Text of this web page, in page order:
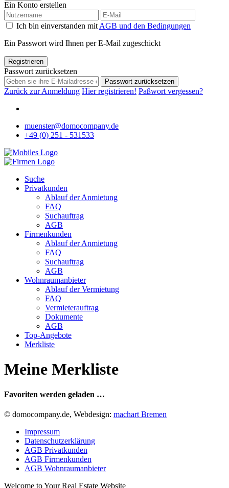
Ein Konto erstellen
Ich bin einverstanden mit AGB und den Bedingungen
Ein Passwort wird Ihnen per E-Mail zugeschickt
Registrieren
Passwort zurücksetzen
Passwort zurücksetzen
Zurück zur Anmeldung Hier registrieren! Paßwort vergessen?
muenster@domocompany.de
+49 (0) 251 - 531533
Suche
Privatkunden
Ablauf der Anmietung
FAQ
Suchauftrag
AGB
Firmenkunden
Ablauf der Anmietung
FAQ
Suchauftrag
AGB
Wohnraumanbieter
Ablauf der Vermietung
FAQ
Vermieterauftrag
Dokumente
AGB
Top-Angebote
Merkliste
Meine Merkliste
Favoriten werden geladen …
© domocompany.de, Webdesign: machart Bremen
Impressum
Datenschutzerklärung
AGB Privatkunden
AGB Firmenkunden
AGB Wohnraumanbieter
Welcome to Your Real Estate Website